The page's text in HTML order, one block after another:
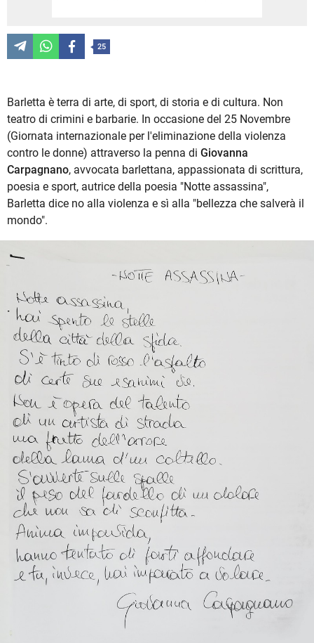
25
Barletta è terra di arte, di sport, di storia e di cultura. Non
teatro di crimini e barbarie. In occasione del 25 Novembre
(Giornata internazionale per l'eliminazione della violenza
contro le donne) attraverso la penna di Giovanna
Carpagnano, avvocata barlettana, appassionata di scrittura,
poesia e sport, autrice della poesia "Notte assassina",
Barletta dice no alla violenza e sì alla "bellezza che salverà il
mondo".